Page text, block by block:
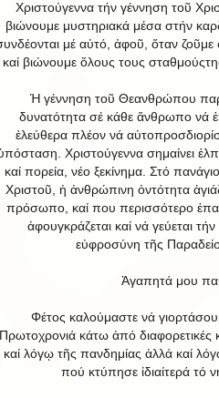
Χριστούγεννα τήν γέννηση τοῦ
βιώνουμε μυστηριακά μέσα στήν
μέ αὐτό, ἀφοῦ, ὅταν
καί βιώνουμε ὅλους τους
Ἡ γέννηση τοῦ Θεανθρώπου
δυνατότητα σέ κάθε ἄνθρωπο νά
ἐλεύθερα πλέον νά
Χριστούγεννα σημαίνει
καί πορεία, νέο ξεκίνημα. Στό
Χριστοῦ, ἡ ἀνθρώπινη ὀντότητα
πρόσωπο, καί που περισσότερο
ἀφουγκράζεται καί νά γεύεται
εὐφροσύνη τῆς
Ἀγαπητά μου
Φέτος καλούμαστε νά
Πρωτοχρονιά κάτω ἀπό διαφορετικές
καί λόγῳ τῆς πανδημίας ἀλλά καί
πού κτύπησε ἰδιαίτερά τό